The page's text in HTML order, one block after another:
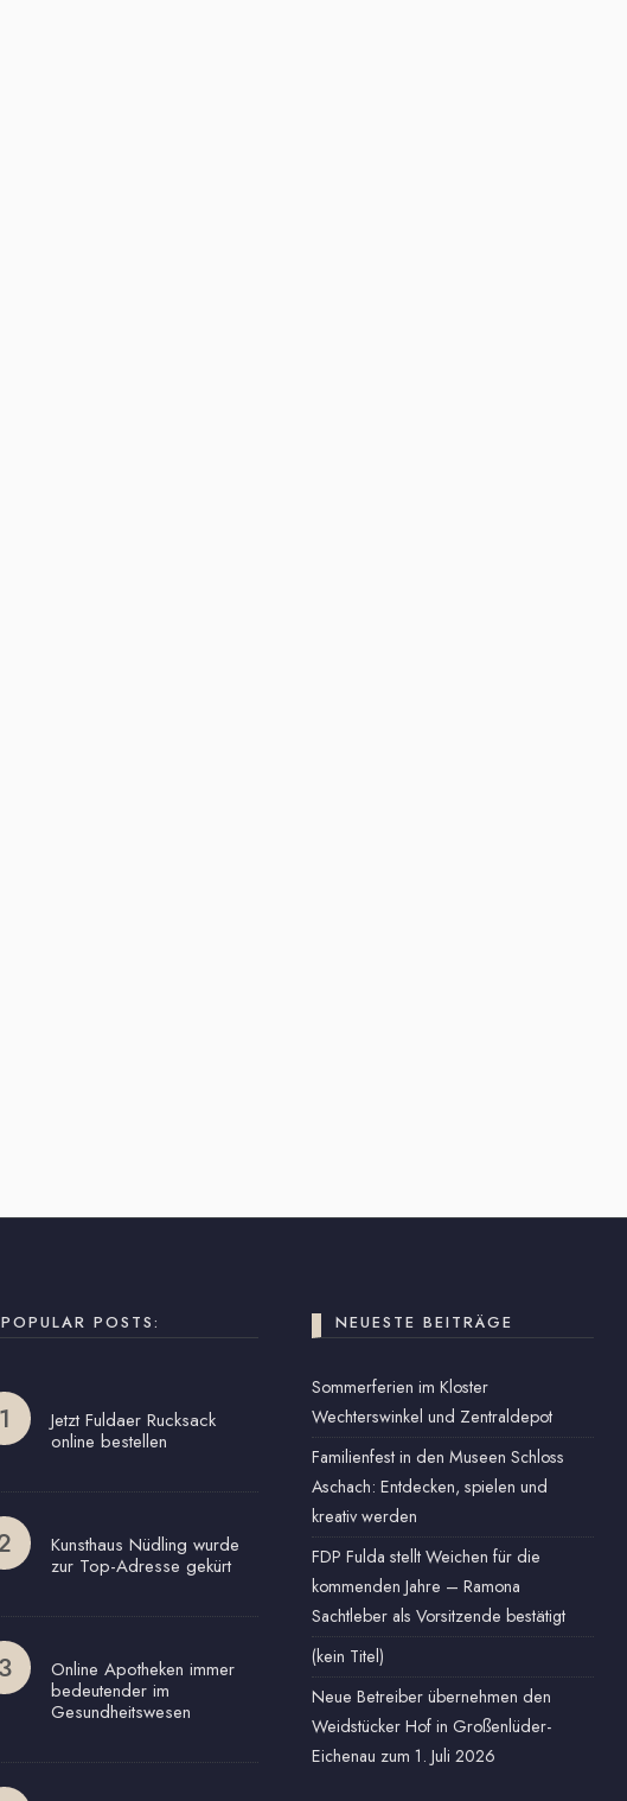
POPULAR POSTS:
Jetzt Fuldaer Rucksack
online bestellen
Kunsthaus Nüdling wurde
zur Top-Adresse gekürt
Online Apotheken immer
bedeutender im
Gesundheitswesen
NEUESTE BEITRÄGE
Sommerferien im Kloster
Wechterswinkel und Zentraldepot
Familienfest in den Museen Schloss
Aschach: Entdecken, spielen und
kreativ werden
FDP Fulda stellt Weichen für die
kommenden Jahre – Ramona
Sachtleber als Vorsitzende bestätigt
(kein Titel)
Neue Betreiber übernehmen den
Weidstücker Hof in Großenlüder-
Eichenau zum 1. Juli 2026